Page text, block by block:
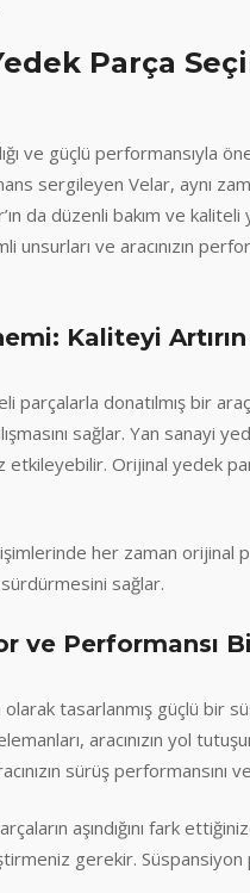
Parça
ve güçlü performansıyla
sergileyen Velar, aynı
da düzenli bakım ve
ve aracınızın
Kaliteyi Artırın
donatılmış bir
sağlar. Yan sanayi
etkileyebilir. Orijinal yedek
her zaman orijinal
sürdürmesini sağlar.
ve Performansı
tasarlanmış güçlü bir
aracınızın yol
sürüş performansını
aşındığını fark
gerekir.